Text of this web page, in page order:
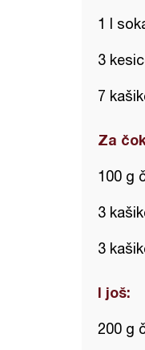
1 l
3
7
Za
100 g
3
3
I još:
200 g